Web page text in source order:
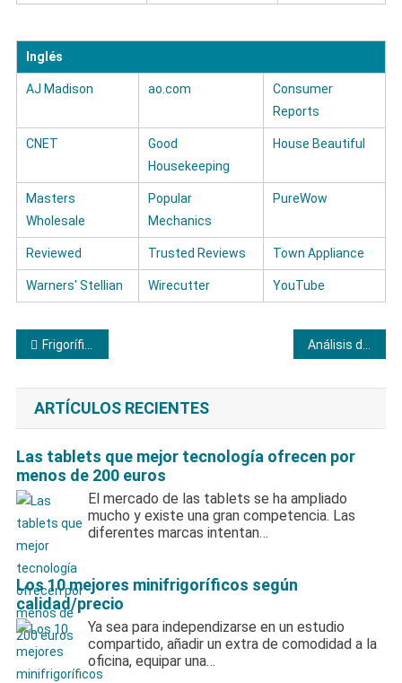
Inglés
AJ Madison ao.com
Consumer
Reports
CNET
Good
Housekeeping
House Beautiful
Masters
Wholesale
Popular
Mechanics
PureWow
Reviewed Trusted Reviews Town Appliance
Warners' Stellian Wirecutter YouTube
Navegación
de
entradas
Frigoríficos Nevir: Análisis Completo
ARTÍCULOS RECIENTES
Las tablets que mejor tecnología ofrecen por
menos de 200 euros
El mercado de las tablets se ha ampliado
mucho y existe una gran competencia. Las
diferentes marcas intentan…
Los 10 mejores minifrigoríficos según
calidad/precio
Ya sea para independizarse en un estudio
compartido, añadir un extra de comodidad a la
oficina, equipar una…